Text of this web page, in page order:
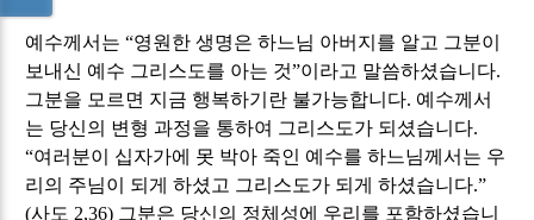
예수께서는“영원한 생명은 하느님 아버지를 알고 그분이
보내신 예수 그리스도를 아는 것”이라고 말씀하셨습니다.
그분을 모르면 지금 행복하기란 불가능합니다. 예수께서
는 당신의 변형 과정을 통하여 그리스도가 되셨습니다.
“여러분이 십자가에 못 박아 죽인 예수를 하느님께서는 우
리의 주님이 되게 하셨고 그리스도가 되게 하셨습니다.”
(사도 2,36) 그분은 당신의 정체성에 우리를 포함하셨습니